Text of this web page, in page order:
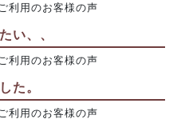
利用のお客様の声
い、、
利用のお客様の声
た。
利用のお客様の声